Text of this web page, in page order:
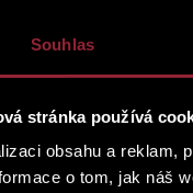
Souhlas
stránka používá
obsahu a reklam,
o tom, jak náš